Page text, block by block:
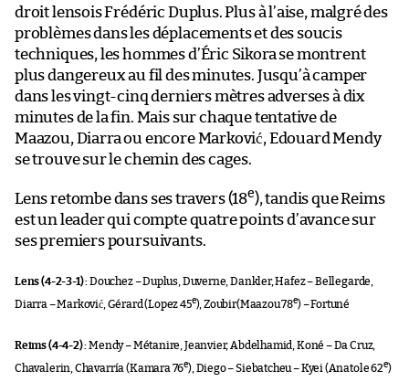
droit lensois Frédéric Duplus. Plus à l’aise, malgré des
problèmes dans les déplacements et des soucis
techniques, les hommes d’Éric Sikora se montrent
plus dangereux au fil des minutes. Jusqu’à camper
dans les vingt-cinq derniers mètres adverses à dix
minutes de la fin. Mais sur chaque tentative de
Maazou, Diarra ou encore Marković, Edouard Mendy
se trouve sur le chemin des cages.
Lens retombe dans ses travers (18e), tandis que Reims
est un leader qui compte quatre points d’avance sur
ses premiers poursuivants.
Lens (4-2-3-1) :Douchez – Duplus, Duverne, Dankler, Hafez – Bellegarde,
Diarra – Marković, Gérard (Lopez 45e), Zoubir(Maazou 78e) – Fortuné
Reims (4-4-2) :Mendy – Métanire, Jeanvier, Abdelhamid, Koné – Da Cruz,
Chavalerin, Chavarría (Kamara 76e), Diego – Siebatcheu – Kyei (Anatole 62e)